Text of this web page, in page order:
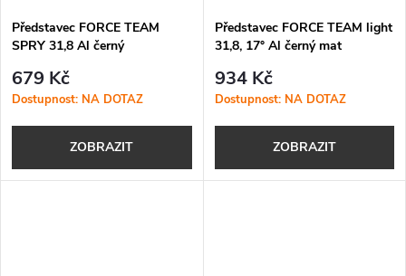
Představec FORCE TEAM
SPRY 31,8 Al černý
679 Kč
Dostupnost: NA DOTAZ
ZOBRAZIT
Představec FORCE TEAM light
31,8, 17° Al černý mat
934 Kč
Dostupnost: NA DOTAZ
ZOBRAZIT